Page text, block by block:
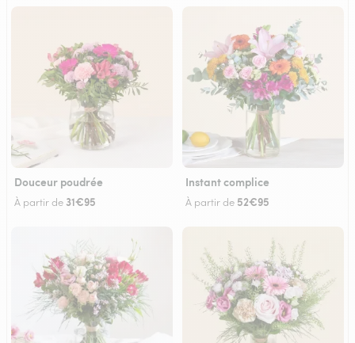
Douceur poudrée
À partir de 31€95
Instant complice
À partir de 52€95